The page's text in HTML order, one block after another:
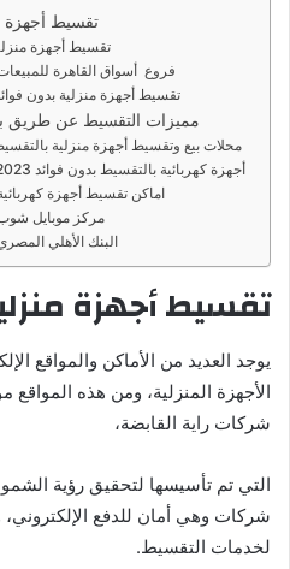
تقسيط أجهزة
تقسيط أجهزة
فروع أسواق القاهرة
تقسيط أجهزة منزلية بدون
مميزات التقسيط عن طريق
محلات بيع وتقسيط أجهزة منزلية
أجهزة كهربائية بالتقسيط بدون فوائد 2023
اماكن تقسيط أجهزة
مركز موبايل
البنك الأهلي
تقسيط أجهزة
يوجد العديد من الأماكن والمواقع
الأجهزة المنزلية، ومن هذه
شركات راية القابضة،
التي تم تأسيسها لتحقيق رؤية
شركات وهي أمان للدفع الإلكتروني،
لخدمات التقسيط.